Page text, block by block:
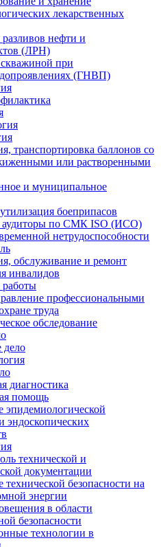
лекарственных
нефти и
(ЛРН)
при
(ГНВП)
транспортировка баллонов со
или растворенными
и муниципальное
боеприпасов
аудиторы по СМК ISO (ИСО)
нетрудоспособности
обслуживание и ремонт
инвалидов
профессиональными
труда
обследование
дело
диагностика
помощь
эпидемиологической
эндоскопических
технической и
документации
технической безопасности на
энергии
в области
безопасности
технологии в